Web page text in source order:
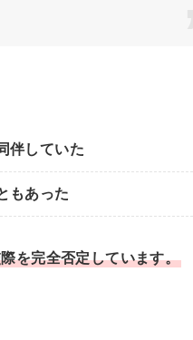
伴していた
もあった
を完全否定しています。